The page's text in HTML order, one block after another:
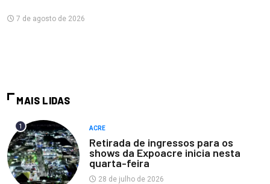
7 de agosto de 2026
MAIS LIDAS
1 ACRE
Retirada de ingressos para os
shows da Expoacre inicia nesta
quarta-feira
28 de julho de 2026